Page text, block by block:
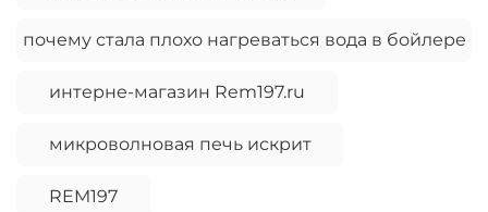
почему стала плохо нагреваться вода в бойлере
интерне-магазин Rem197.ru
микроволновая печь искрит
REM197